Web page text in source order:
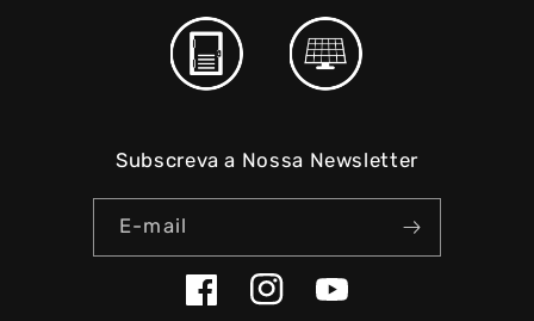
Subscreva a Nossa Newsletter
E-mail
FacebookInstagramYouTube